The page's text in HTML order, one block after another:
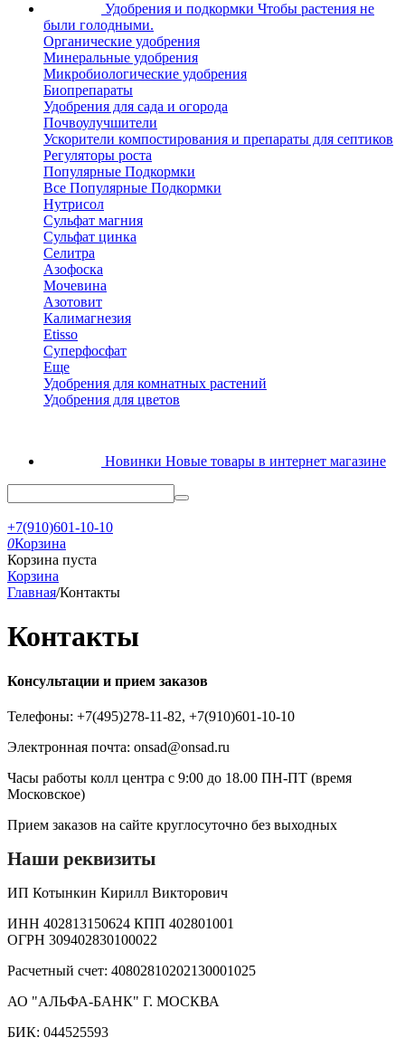
Удобрения и подкормки Чтобы растения не
были голодными.
Органические удобрения
Минеральные удобрения
Микробиологические удобрения
Биопрепараты
Удобрения для сада и огорода
Почвоулучшители
Ускорители компостирования и препараты для септиков
Регуляторы роста
Популярные Подкормки
Все Популярные Подкормки
Нутрисол
Сульфат магния
Сульфат цинка
Селитра
Азофоска
Мочевина
Азотовит
Калимагнезия
Etisso
Суперфосфат
Еще
Удобрения для комнатных растений
Удобрения для цветов
Новинки Новые товары в интернет магазине
+7(910)601-10-10
0Корзина
Корзина пуста
Корзина
Главная/Контакты
Контакты
Консультации и прием заказов
Телефоны: +7(495)278-11-82, +7(910)601-10-10
Электронная почта: onsad@onsad.ru
Часы работы колл центра с 9:00 до 18.00 ПН-ПТ (время
Московское)
Прием заказов на сайте круглосуточно без выходных
Наши реквизиты
ИП Котынкин Кирилл Викторович
ИНН 402813150624 КПП 402801001
ОГРН 309402830100022
Расчетный счет: 40802810202130001025
АО "АЛЬФА-БАНК" Г. МОСКВА
БИК: 044525593